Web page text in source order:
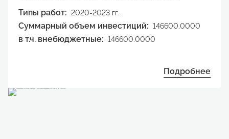
Типы работ: 2020-2023 гг.
Суммарный объем инвестиций: 146600.0000
в т.ч. внебюджетные: 146600.0000
Подробнее